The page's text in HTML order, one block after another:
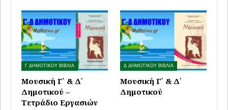
Γ ΔΗΜΟΤΙΚΟΥ ΒΙΒΛΙΑ
Μουσική Γ΄ & Δ΄
Δημοτικού –
Τετράδιο Εργασιών
Δ ΔΗΜΟΤΙΚΟΥ ΒΙΒΛΙΑ
Μουσική Γ΄ & Δ΄
Δημοτικού